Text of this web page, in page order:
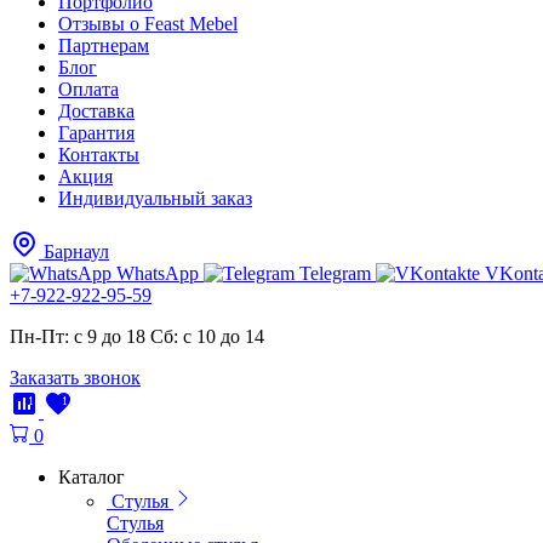
Отзывы о Feast Mebel
Партнерам
Блог
Оплата
Доставка
Гарантия
Контакты
Акция
Индивидуальный заказ
Барнаул
WhatsApp
Telegram
+7-922-922-95-59
Пн-Пт: с 9 до 18 Cб: с 10 до 14
Заказать звонок
1 1
0
Каталог
Стулья
Стулья